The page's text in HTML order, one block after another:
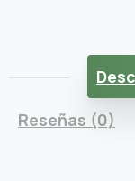
Reseñas (0)